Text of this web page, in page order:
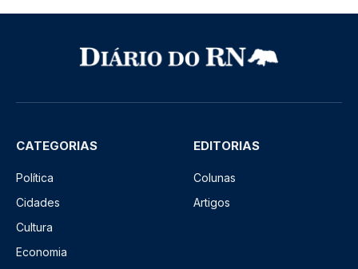
CATEGORIAS
Política
Cidades
Cultura
Economia
EDITORIAS
Colunas
Artigos